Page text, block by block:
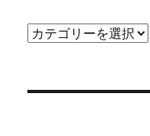
カ